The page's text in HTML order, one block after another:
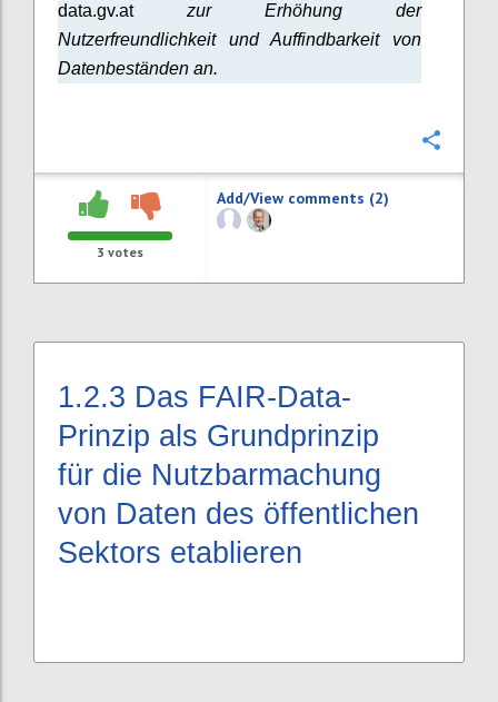
data.gv.atzur Erhöhung der
Nutzerfreundlichkeit und Auffindbarkeit von
Datenbeständen an.
3 votes
Add/View comments (2)
1.2.3 Das FAIR-Data-
Prinzip als Grundprinzip
für die Nutzbarmachung
von Daten des öffentlichen
Sektors etablieren